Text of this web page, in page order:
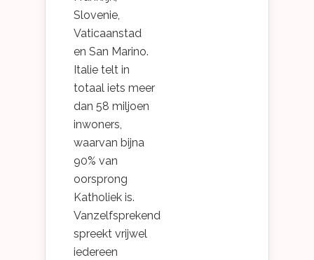
Slovenie,
Vaticaanstad
en San Marino.
Italie telt in
totaal iets meer
dan 58 miljoen
inwoners,
waarvan bijna
90% van
oorsprong
Katholiek is.
Vanzelfsprekend
spreekt vrijwel
iedereen